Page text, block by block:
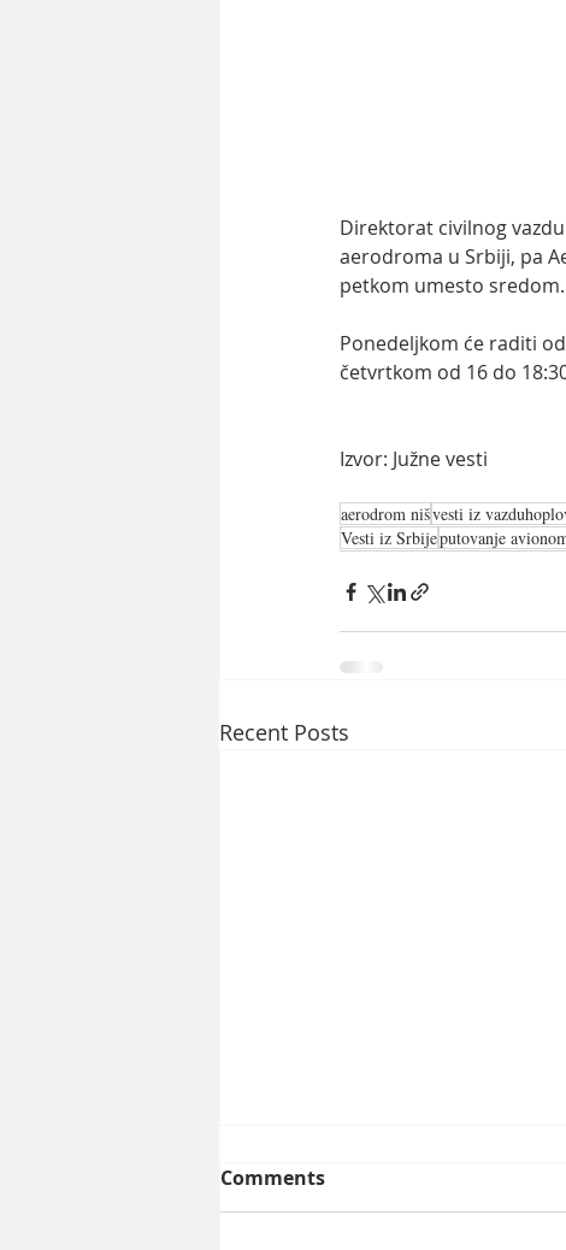
Direktorat civilnog
aerodroma u Srbiji, pa
petkom umesto sredom.
Ponedeljkom će raditi
četvrtkom od 16 do
Izvor: Južne vesti
aerodrom nišvesti iz
Vesti iz Srbijeputovanje
Recent Posts
Comments